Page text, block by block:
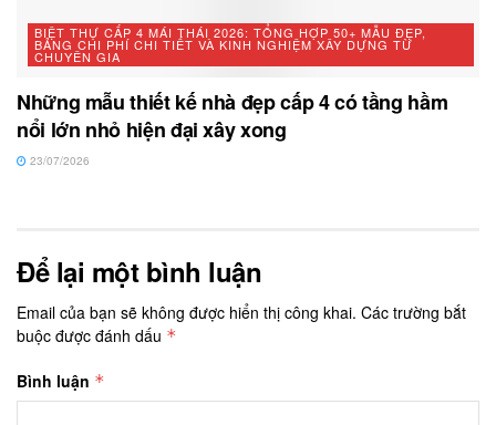
BIỆT THỰ CẤP 4 MÁI THÁI 2026: TỔNG HỢP 50+ MẪU ĐẸP,
BẢNG CHI PHÍ CHI TIẾT VÀ KINH NGHIỆM XÂY DỰNG TỪ
CHUYÊN GIA
Những mẫu thiết kế nhà đẹp cấp 4 có tầng hầm
nổi lớn nhỏ hiện đại xây xong
23/07/2026
Để lại một bình luận
Email của bạn sẽ không được hiển thị công khai. Các trường bắt
buộc được đánh dấu *
Bình luận *